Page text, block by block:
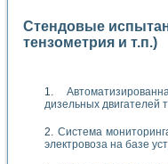
Стендовые
тензометрия и т.п.)
дизельных двигателей
Система
электровоза на базе